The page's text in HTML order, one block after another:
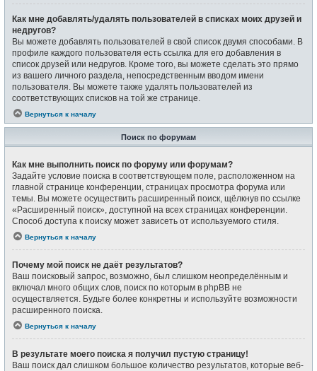
Как мне добавлять/удалять пользователей в списках моих друзей и
недругов?
Вы можете добавлять пользователей в свой список двумя способами. В
профиле каждого пользователя есть ссылка для его добавления в
список друзей или недругов. Кроме того, вы можете сделать это прямо
из вашего личного раздела, непосредственным вводом имени
пользователя. Вы можете также удалять пользователей из
соответствующих списков на той же странице.
Вернуться к началу
Поиск по форумам
Как мне выполнить поиск по форуму или форумам?
Задайте условие поиска в соответствующем поле, расположенном на
главной странице конференции, страницах просмотра форума или
темы. Вы можете осуществить расширенный поиск, щёлкнув по ссылке
«Расширенный поиск», доступной на всех страницах конференции.
Способ доступа к поиску может зависеть от используемого стиля.
Вернуться к началу
Почему мой поиск не даёт результатов?
Ваш поисковый запрос, возможно, был слишком неопределённым и
включал много общих слов, поиск по которым в phpBB не
осуществляется. Будьте более конкретны и используйте возможности
расширенного поиска.
Вернуться к началу
В результате моего поиска я получил пустую страницу!
Ваш поиск дал слишком большое количество результатов, которые веб-